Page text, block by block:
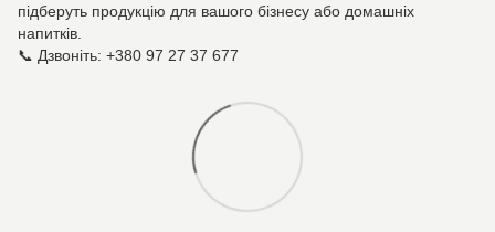
підберуть продукцію для вашого бізнесу або домашніх
напитків.
📞 Дзвоніть: +380 97 27 37 677